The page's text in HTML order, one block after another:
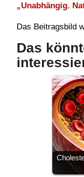
„Unabhängig.
Das Beitragsbild
Das